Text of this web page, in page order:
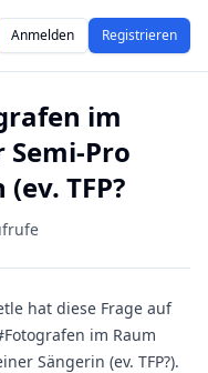
Anmelden Registrieren
im
Pro
TFP?
hat diese Frage auf
im Raum
Sängerin (ev. TFP?).